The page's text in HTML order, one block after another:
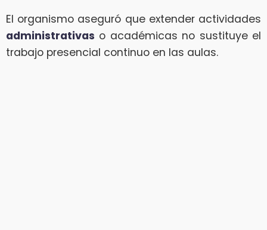
El organismo aseguró que extender actividades
administrativas o académicas no sustituye el
trabajo presencial continuo en las aulas.